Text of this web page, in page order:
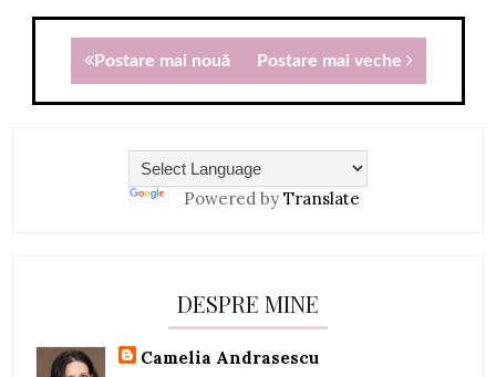
Postare mai nouă Postare mai veche
Powered by Translate
DESPRE MINE
Camelia Andrasescu